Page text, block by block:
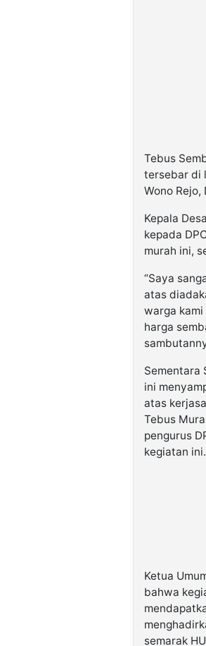
Tebus
tersebar di
Wono Rejo,
Kepala
kepada
murah ini,
“Saya
atas
warga
harga
Sementara
ini
atas
Tebus
pengurus
kegiatan ini.
Ketua
bahwa
semarak